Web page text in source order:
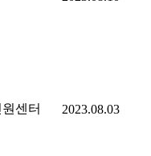
센터 2023.08.03